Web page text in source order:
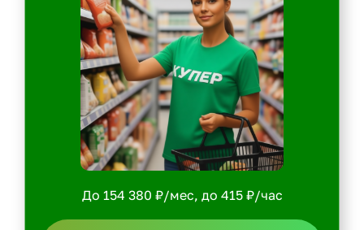
До 154 380 ₽/мес, до 415 ₽/час